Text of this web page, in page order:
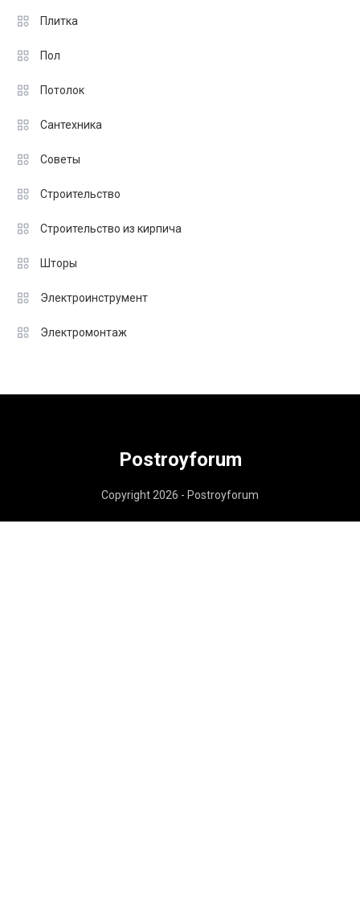
Плитка
Пол
Потолок
Сантехника
Советы
Строительство
Строительство из кирпича
Шторы
Электроинструмент
Электромонтаж
Postroyforum
Copyright 2026 - Postroyforum